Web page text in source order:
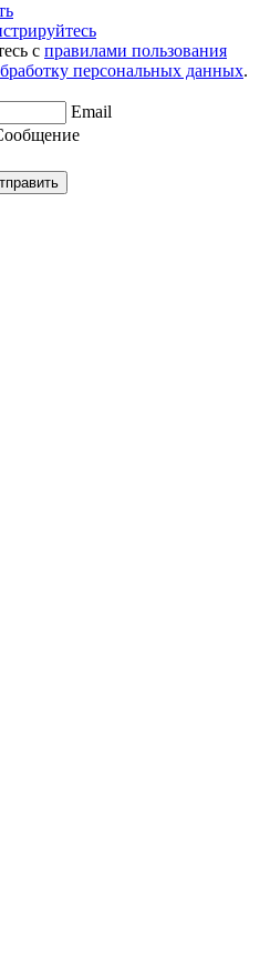
с правилами пользования
персональных данных.
Email